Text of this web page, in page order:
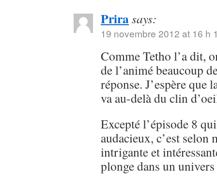
Prirasays:
19 novembre 2012 at 16 h
Comme Tetho l’a dit,
de l’animé beaucoup
réponse. J’espère que
va au-delà du clin
Excepté l’épisode 8
audacieux, c’est selon
intrigante et
plonge dans un